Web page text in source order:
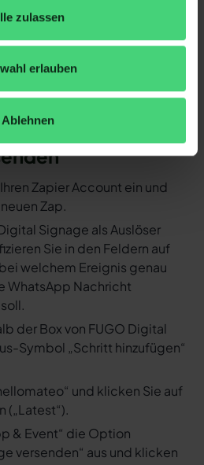
zulassen
erlauben
Ablehnen
Sie sich mit
Durch ein
Digital Signage
WhatsApp
Zapier Account ein und
Zap.
Signage als Auslöser
Sie in den Feldern auf
welchem Ereignis genau
WhatsApp Nachricht
der Box von FUGO Digital
Symbol „Schritt hinzufügen“
und klicken Sie auf
(„Latest“).
& Event“ die Option
versenden“ aus und klicken